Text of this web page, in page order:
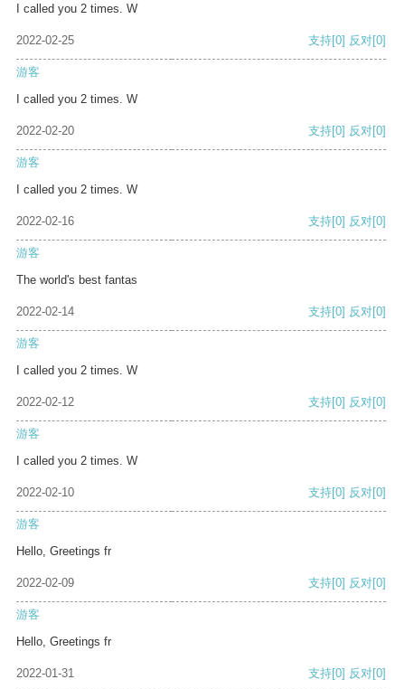
I called you 2 times. W
2022-02-25 支持[0] 反对[0]
游客
I called you 2 times. W
2022-02-20 支持[0] 反对[0]
游客
I called you 2 times. W
2022-02-16 支持[0] 反对[0]
游客
The world's best fantas
2022-02-14 支持[0] 反对[0]
游客
I called you 2 times. W
2022-02-12 支持[0] 反对[0]
游客
I called you 2 times. W
2022-02-10 支持[0] 反对[0]
游客
Hello, Greetings fr
2022-02-09 支持[0] 反对[0]
游客
Hello, Greetings fr
2022-01-31 支持[0] 反对[0]